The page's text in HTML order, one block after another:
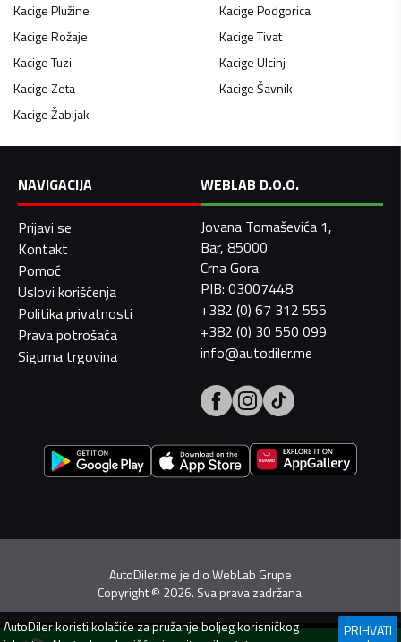
KacigePlužine KacigePodgorica
KacigeRožaje KacigeTivat
KacigeTuzi KacigeUlcinj
KacigeZeta KacigeŠavnik
KacigeŽabljak
NAVIGACIJA
Prijavi se
Kontakt
Pomoć
Uslovi korišćenja
Politika privatnosti
Prava potrošača
Sigurna trgovina
WEBLAB D.O.O.
Jovana Tomaševića 1,
Bar, 85000
Crna Gora
PIB: 03007448
+382 (0) 67 312 555
+382 (0) 30 550 099
info@autodiler.me
AutoDiler.me je dioWebLab Grupe
Copyright© 2026. Sva prava zadržana.
AutoDilerkoristi kolačiće za pružanje boljeg korisničkog
PRIHVATI